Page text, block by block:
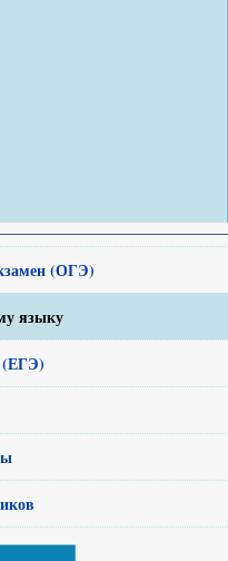
(ОГЭ)
языку
(ЕГЭ)